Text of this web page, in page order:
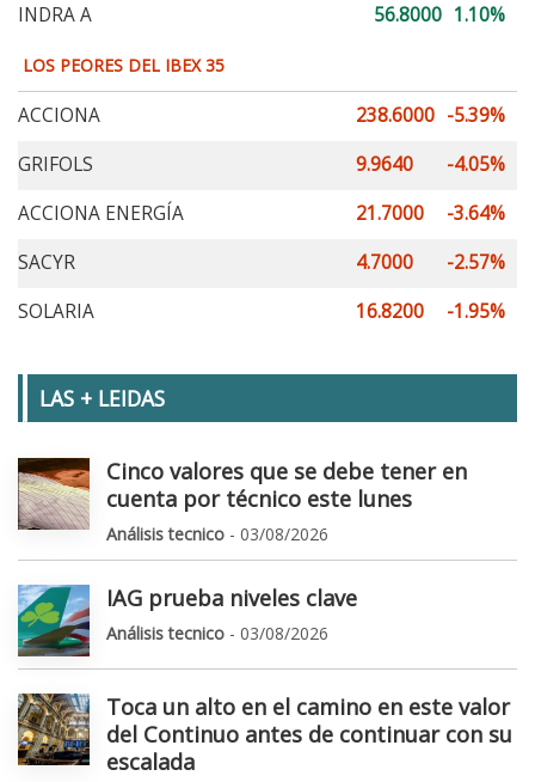
INDRA A
56.8000 1.10%
LOS PEORES DEL IBEX 35
ACCIONA 238.6000 -5.39%
GRIFOLS
9.9640
-4.05%
ACCIONA ENERGÍA
21.7000
-3.64%
SACYR
4.7000
-2.57%
SOLARIA
16.8200 -1.95%
LAS + LEIDAS
Cinco valores que se debe tener en
cuenta por técnico este lunes
Análisis tecnico - 03/08/2026
IAG prueba niveles clave
Análisis tecnico - 03/08/2026
Toca un alto en el camino en este valor
del Continuo antes de continuar con su
escalada